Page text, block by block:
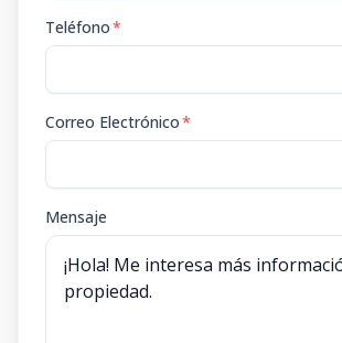
Teléfono*
Correo Electrónico*
Mensaje